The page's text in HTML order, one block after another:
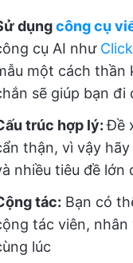
dụngcông cụ
cụ AI như
một cách thần
sẽ giúp bạn đi
trúc hợp lý:Đề
thận, vì vậy
nhiều tiêu đề lớn
tác: Bạn có
tác viên, nhân
lúc